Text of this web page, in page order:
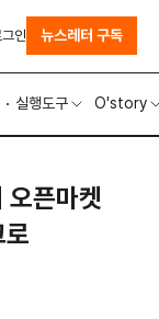
실행도구 O'story
인 뉴스레터 구독
픈마켓